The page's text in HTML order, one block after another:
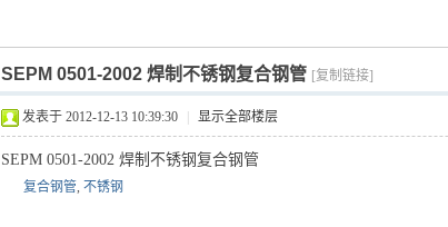
索
› ›
SEPM 0501-2002 焊制不锈钢复合钢管 [复制链接]
发表于 2012-12-13 10:39:30 显示全部楼层
SEPM 0501-2002 焊制不锈钢复合钢管
复合钢管, 不锈钢